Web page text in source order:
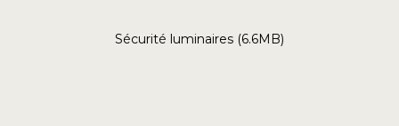
Sécurité luminaires (6.6MB)